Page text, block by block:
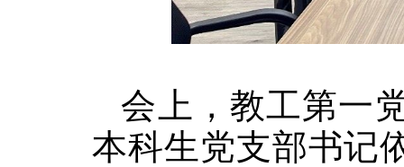
会上，教工第一
本科生党支部书记